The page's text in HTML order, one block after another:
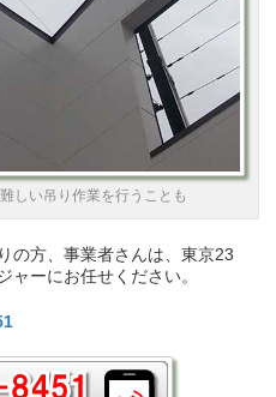
しい吊り作業を行うことも
の方、事業者さんは、東京23
ャーにお任せください。